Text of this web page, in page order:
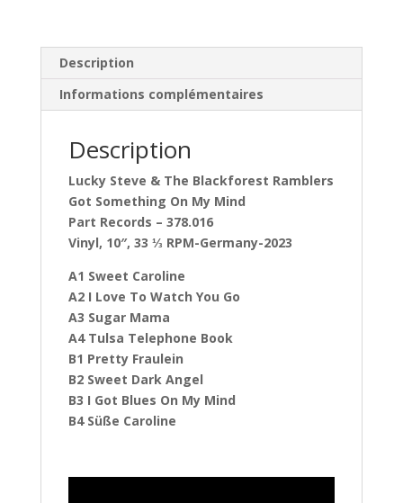
Description
Informations complémentaires
Description
Lucky Steve & The Blackforest Ramblers
Got Something On My Mind
Part Records – 378.016
Vinyl, 10″, 33 ⅓ RPM-Germany-2023
A1 Sweet Caroline
A2 I Love To Watch You Go
A3 Sugar Mama
A4 Tulsa Telephone Book
B1 Pretty Fraulein
B2 Sweet Dark Angel
B3 I Got Blues On My Mind
B4 Süße Caroline